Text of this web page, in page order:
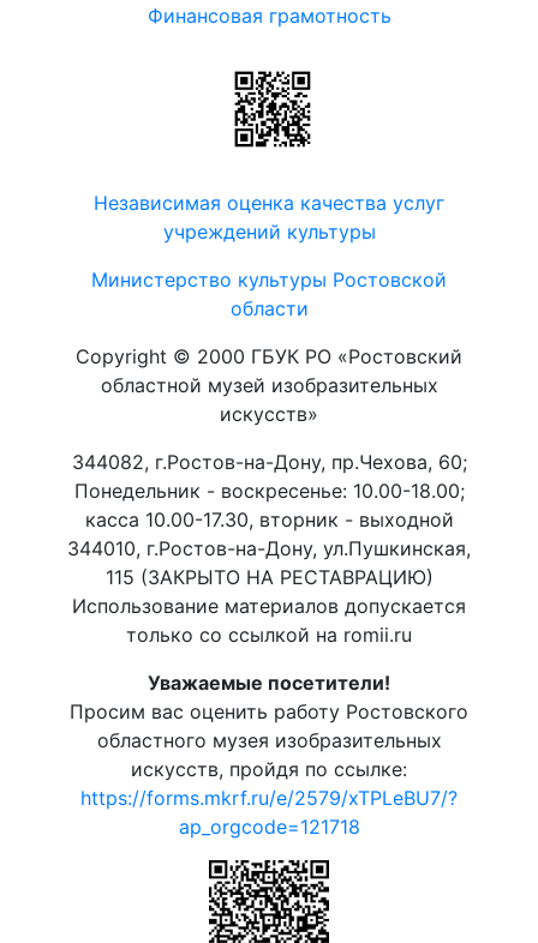
Финансовая грамотность
Независимая оценка качества услуг
учреждений культуры
Министерство культуры Ростовской
области
Copyright © 2000 ГБУК РО «Ростовский
областной музей изобразительных
искусств»
344082, г.Ростов-на-Дону, пр.Чехова, 60;
Понедельник - воскресенье: 10.00-18.00;
касса 10.00-17.30, вторник - выходной
344010, г.Ростов-на-Дону, ул.Пушкинская,
115 (ЗАКРЫТО НА РЕСТАВРАЦИЮ)
Использование материалов допускается
только со ссылкой на romii.ru
Уважаемые посетители!
Просим вас оценить работу Ростовского
областного музея изобразительных
искусств, пройдя по ссылке:
https://forms.mkrf.ru/e/2579/xTPLeBU7/?
ap_orgcode=121718